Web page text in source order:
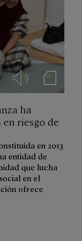
Audios Notas de prensa
ha
riesgo de
en 2013
entidad de
que lucha
en el
ofrece